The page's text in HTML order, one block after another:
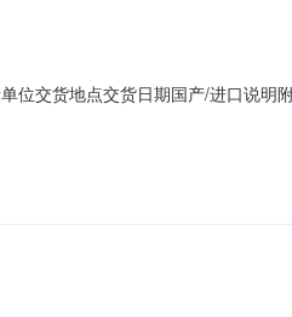
位交货地点交货日期国产/进口说明
2026-08-26是否指定报价币种：指